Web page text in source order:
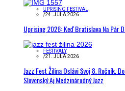
UPRISING FESTIVAL
/24. JÚLA 2026
Uprising 2026: Keď Bratislava Na Pár
FESTIVALY
/21. JÚLA 2026
Jazz Fest Žilina Oslávi Svoj 8. Ročník.
Slovenský Aj Medzinárodný Jazz